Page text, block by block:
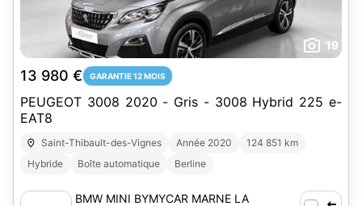
19
13 980 € GARANTIE 12 MOIS
PEUGEOT 3008 2020 - Gris - 3008 Hybrid 225 e-
EAT8
Saint-Thibault-des-Vignes Année 2020
124 851 km
Hybride
Boîte automatique Berline
BMW MINI BYMYCAR MARNE LA